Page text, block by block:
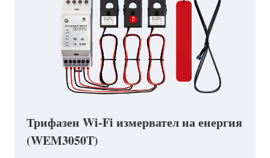
Трифазен Wi-Fi измервател на енергия
(WEM3050T)